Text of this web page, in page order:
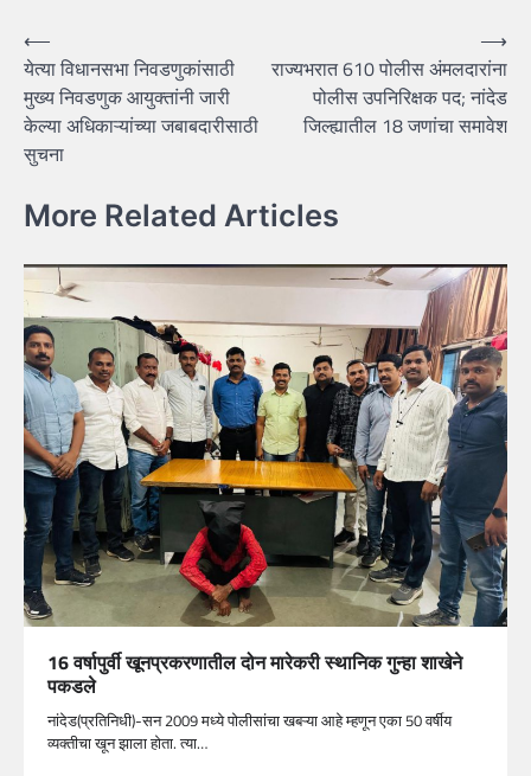
Post
navigation
⟵
येत्या विधानसभा निवडणुकांसाठी
मुख्य निवडणुक आयुक्तांनी जारी
केल्या अधिकाऱ्यांच्या जबाबदारीसाठी
सुचना
राज्यभरात 610 पोलीस अंमलदारांना
पोलीस उपनिरिक्षक पद; नांदेड
जिल्ह्यातील 18 जणांचा समावेश
⟶
More Related Articles
16 वर्षापुर्वी खूनप्रकरणातील दोन मारेकरी स्थानिक गुन्हा शाखेने
पकडले
नांदेड(प्रतिनिधी)-सन 2009 मध्ये पोलीसांचा खबऱ्या आहे म्हणून एका 50 वर्षीय
व्यक्तीचा खून झाला होता. त्या…